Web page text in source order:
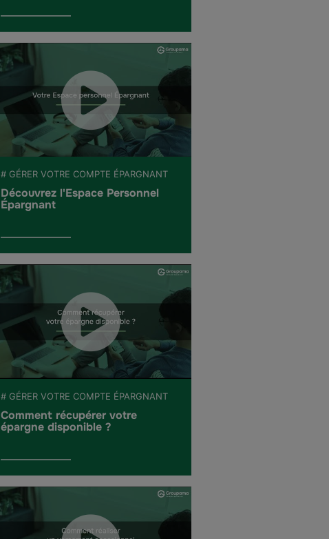
# GÉRER VOTRE COMPTE ÉPARGNANT
Découvrez l'Espace Personnel
Épargnant
# GÉRER VOTRE COMPTE ÉPARGNANT
Comment récupérer votre
épargne disponible ?